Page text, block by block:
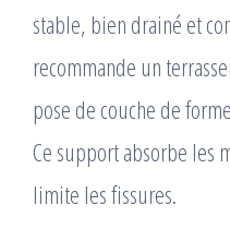
stable, bien drainé et
recommande un
pose de couche de
Ce support absorbe les
limite les fissures.